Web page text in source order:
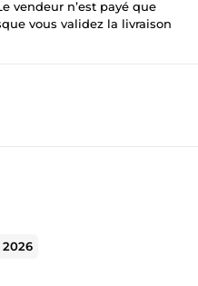
vendeur n’est payé que
vous validez la livraison
2026